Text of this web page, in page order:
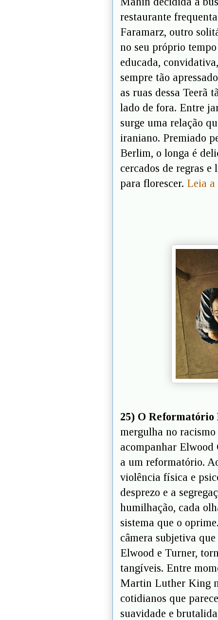
restaurante
Faramarz, outro
no seu próprio
educada,
sempre tão
as ruas dessa Teerã
lado de fora. Entre
surge uma relação
iraniano. Premiado
Berlim, o longa é
cercados de regras
para florescer. Leia a
25) O
mergulha no
acompanhar
a um reformatório.
violência física e
desprezo e a
humilhação, cada
sistema que o
câmera subjetiva
Elwood e Turner,
tangíveis. Entre
Martin Luther King
cotidianos que
suavidade e